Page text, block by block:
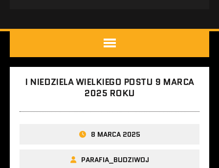
I NIEDZIELA WIELKIEGO POSTU 9 MARCA
2025 ROKU
8 MARCA 2025
PARAFIA_BUDZIWOJ